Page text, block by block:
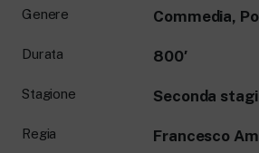
Genere Commedia,
Durata 800′
Stagione Seconda
Regia Francesco